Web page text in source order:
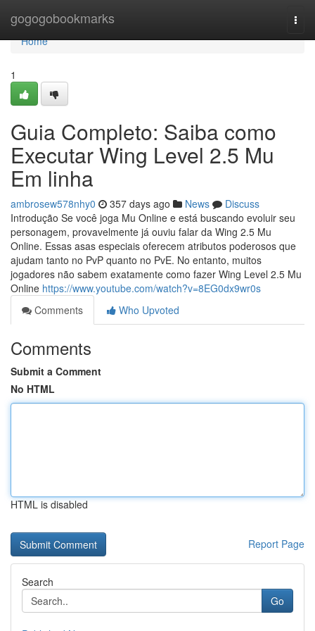
gogogobookmarks
Home
Home
1
Guia Completo: Saiba como
Executar Wing Level 2.5 Mu
Em linha
ambrosew578nhy0 357 days ago News
Discuss
Introdução Se você joga Mu Online e está buscando evoluir seu
personagem, provavelmente já ouviu falar da Wing 2.5 Mu
Online. Essas asas especiais oferecem atributos poderosos que
ajudam tanto no PvP quanto no PvE. No entanto, muitos
jogadores não sabem exatamente como fazer Wing Level 2.5 Mu
Online https://www.youtube.com/watch?v=8EG0dx9wr0s
Comments
Who Upvoted
Comments
Submit a Comment
No HTML
HTML is disabled
Report Page
Search
Go